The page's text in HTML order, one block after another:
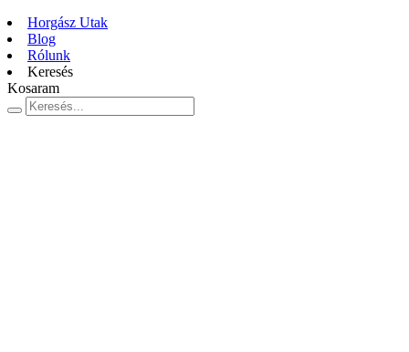
Horgász Utak
Blog
Rólunk
Keresés
Kosaram